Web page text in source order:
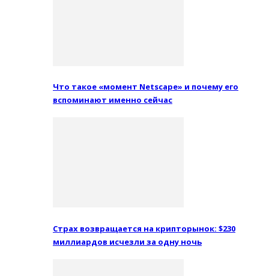
Что такое «момент Netscape» и почему его
вспоминают именно сейчас
Страх возвращается на крипторынок: $230
миллиардов исчезли за одну ночь